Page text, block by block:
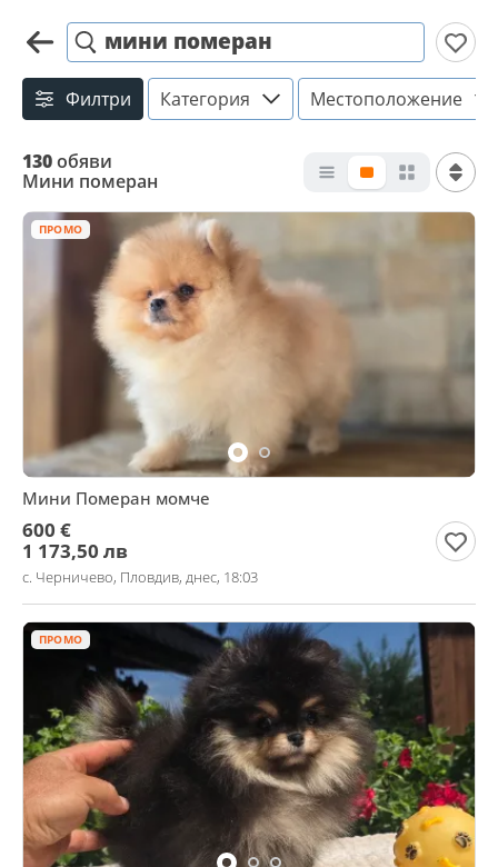
мини померан
Филтри Категория Местоположение
130обяви
Мини померан
ПРОМО
Мини Померан момче
600 €
1 173,50 лв
с. Черничево, Пловдив, днес, 18:03
ПРОМО